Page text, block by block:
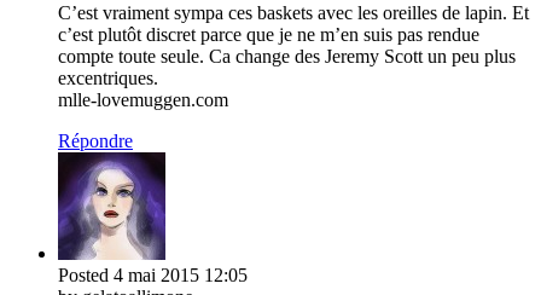
C’est vraiment sympa ces baskets avec les oreilles de lapin. Et
c’est plutôt discret parce que je ne m’en suis pas rendue
compte toute seule. Ca change des Jeremy Scott un peu plus
excentriques.
mlle-lovemuggen.com
Répondre
Posted 4 mai 2015 12:05